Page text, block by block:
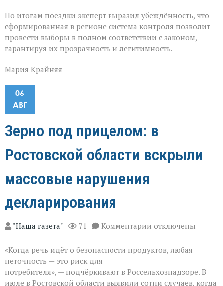
По итогам поездки эксперт выразил убеждённость, что
сформированная в регионе система контроля позволит
провести выборы в полном соответствии с законом,
гарантируя их прозрачность и легитимность.
Мария Крайняя
06
АВГ
Зерно под прицелом: в
Ростовской области вскрыли
массовые нарушения
декларирования
"Наша газета" 71 Комментарии к
записи
под
Ростовской
отключены
«Когда речь идёт о безопасности продуктов, любая
неточность — это риск для
потребителя», — подчёркивают в Россельхознадзоре. В
июле в Ростовской области выявили сотни случаев, когда